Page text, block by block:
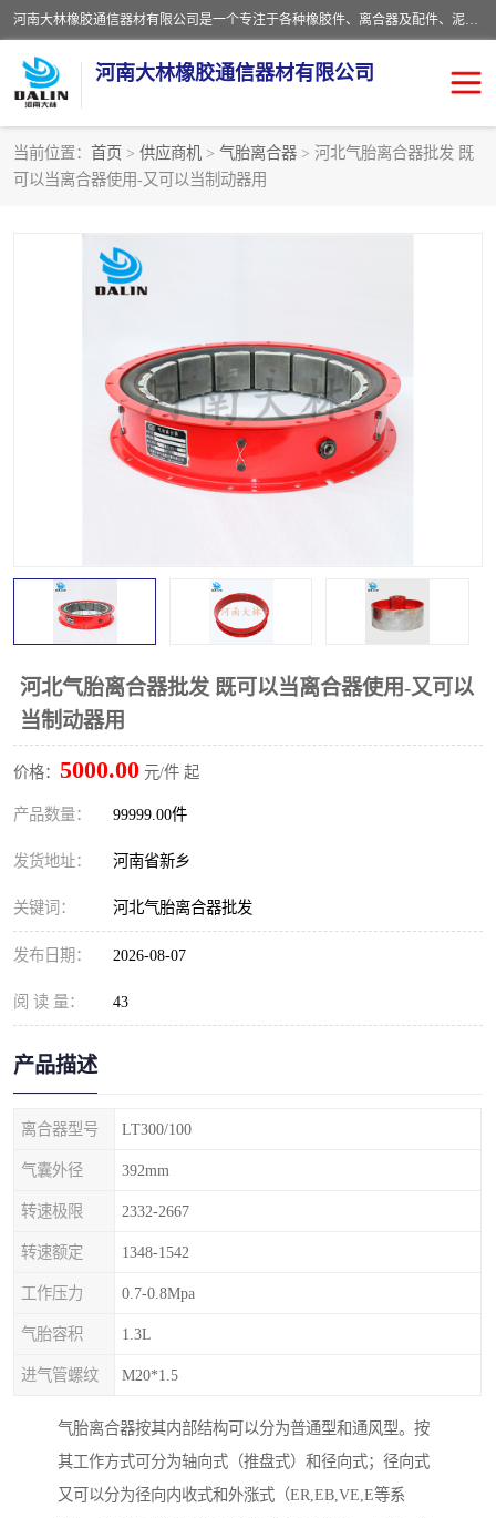
河南大林橡胶通信器材有限公司是一个专注于各种橡胶件、离合器及配件、泥浆泵及配件等产品设计制造和加工的企业。产品应用于矿山、冶金、石油、钢铁、化工、水泥、船舶、造纸、通用机械等各种大功率机械传动或制动装置。
河南大林橡胶通信器材有限公司
当前位置： 首页 > 供应商机 > 气胎离合器 > 河北气胎离合器批发 既
可以当离合器使用-又可以当制动器用
河北气胎离合器批发 既可以当离合器使用-又可以
当制动器用
价格： 5000.00 元/件 起
产品数量： 99999.00件
发货地址： 河南省新乡
关键词： 河北气胎离合器批发
发布日期： 2026-08-07
阅 读 量： 43
产品描述
离合器型号 LT300/100
气囊外径 392mm
转速极限 2332-2667
转速额定 1348-1542
工作压力 0.7-0.8Mpa
气胎容积 1.3L
进气管螺纹 M20*1.5
气胎离合器按其内部结构可以分为普通型和通风型。按
其工作方式可分为轴向式（推盘式）和径向式；径向式
又可以分为径向内收式和外涨式（ER,EB,VE,E等系
推盘离合器
VC离合器
PO隔膜离合器
泥浆泵空气包胶囊 气动元件
DY隔膜式离合器 CB离合器
实芯轮胎